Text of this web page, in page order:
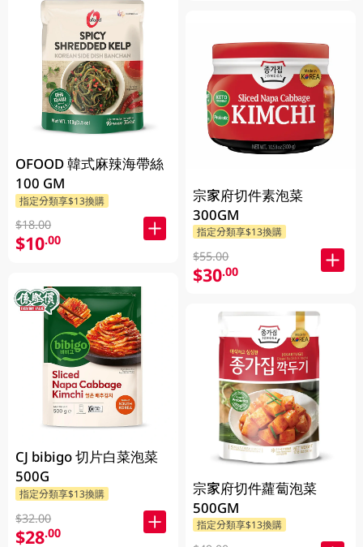
OFOOD 韓式麻辣海帶絲
100 GM
指定分類享$13換購
$18.00
$10.00
CJ bibigo 切片白菜泡菜
500G
指定分類享$13換購
$32.00
$28.00
宗家府切件素泡菜
300GM
指定分類享$13換購
$55.00
$30.00
宗家府切件蘿蔔泡菜
500GM
指定分類享$13換購